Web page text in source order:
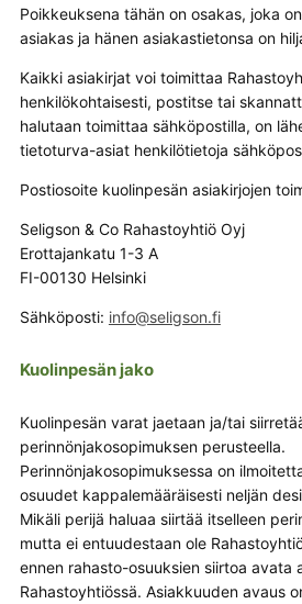
Poikkeuksena tähän on osakas, joka
asiakas ja hänen asiakastietonsa on
Kaikki asiakirjat voi toimittaa
henkilökohtaisesti, postitse tai
halutaan toimittaa sähköpostilla, on
tietoturva-asiat henkilötietoja
Postiosoite kuolinpesän asiakirjojen
Seligson & Co Rahastoyhtiö Oyj
Erottajankatu 1-3 A
FI-00130 Helsinki
Sähköposti:
Kuolinpesän jako
Kuolinpesän varat jaetaan ja/tai
perinnönjakosopimuksen perusteella.
Perinnönjakosopimuksessa on
osuudet kappalemääräisesti neljän
Mikäli perijä haluaa siirtää itselleen
mutta ei entuudestaan ole
ennen rahasto-osuuksien siirtoa avata
Rahastoyhtiössä. Asiakkuuden avaus